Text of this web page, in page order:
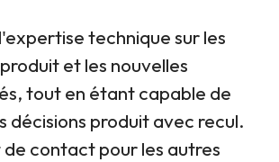
technique sur les
et les nouvelles
tout en étant capable de
décisions produit avec recul.
de contact pour les autres